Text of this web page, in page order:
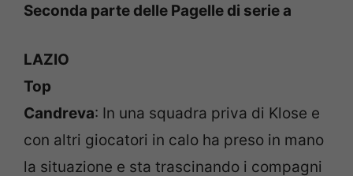
Seconda parte delle Pagelle di serie a
LAZIO
Top
Candreva: In una squadra priva di Klose e
con altri giocatori in calo ha preso in mano
la situazione e sta trascinando i compagni